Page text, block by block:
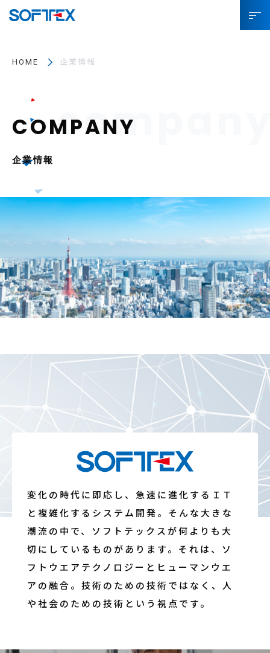
資料ダウンロード
システムでお悩みの方へ
ソフトテックスとは
お役立ちコラム
SDGsへの取り組み
企業情報
採用情報
IR情報
お知らせ
HOME 企業情報
企業情報
変化の時代に即応し、急速に進化するＩＴ
と複雑化するシステム開発。そんな大きな
潮流の中で、ソフトテックスが何よりも大
切にしているものがあります。それは、ソ
フトウエアテクノロジーとヒューマンウエ
アの融合。技術のための技術ではなく、人
や社会のための技術という視点です。